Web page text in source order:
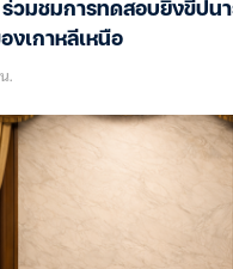
วมชมการทดสอบยิงขีปนา
งเกาหลีเหนือ
.